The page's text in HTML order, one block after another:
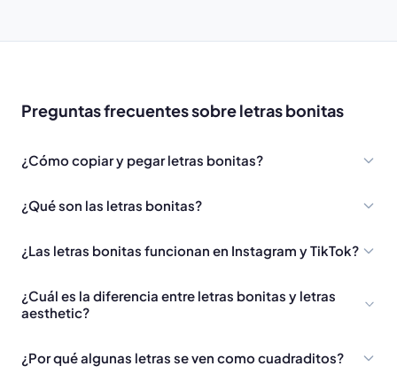
Preguntas frecuentes sobre letras bonitas
¿Cómo copiar y pegar letras bonitas?
¿Qué son las letras bonitas?
¿Las letras bonitas funcionan en Instagram y TikTok?
¿Cuál es la diferencia entre letras bonitas y letras
aesthetic?
¿Por qué algunas letras se ven como cuadraditos?